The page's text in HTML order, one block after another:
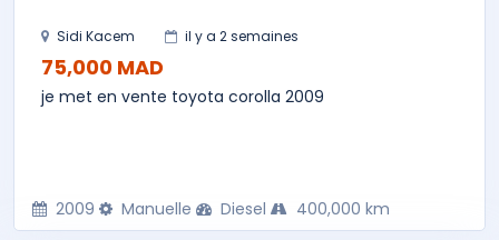
Sidi Kacem il y a 2 semaines
75,000 MAD
je met en vente toyota corolla 2009
2009 Manuelle Diesel 400,000 km